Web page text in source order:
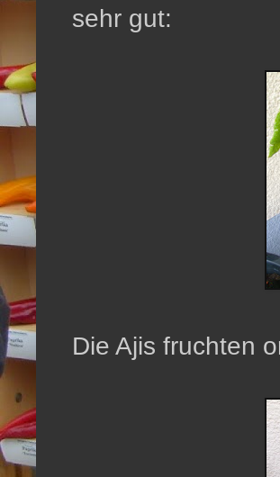
sehr gut:
Die Ajis fruchten